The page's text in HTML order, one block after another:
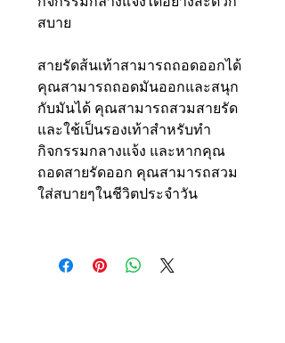
สบาย
สายรัดส้นเท้าสามารถถอดออกได้
คุณสามารถถอดมันออกและสนุก
กับมันได้ คุณสามารถสวมสายรัด
และใช้เป็นรองเท้าสำหรับทำ
กิจกรรมกลางแจ้ง และหากคุณ
ถอดสายรัดออก คุณสามารถสวม
ใส่สบายๆในชีวิตประจำวัน